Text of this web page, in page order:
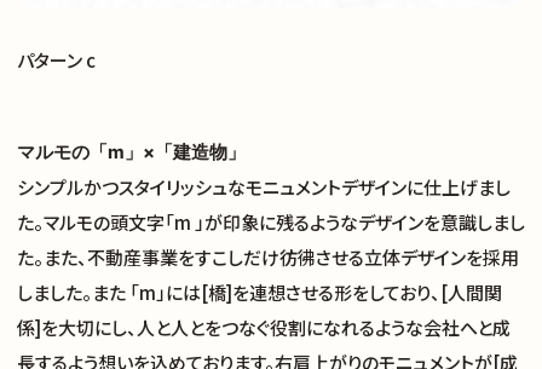
サイトトップ
支援実績
パターン c
マルモの「m」×「建造物」
シンプルかつスタイリッシュなモニュメントデザインに仕上げまし
た。マルモの頭文字「m 」が印象に残るようなデザインを意識しまし
た。また、不動産事業をすこしだけ彷彿させる立体デザインを採用
しました。また 「m」には[橋]を連想させる形をしており、[人間関
係]を大切にし、人と人とをつなぐ役割になれるような会社へと成
長するよう想いを込めております。右肩上がりのモニュメントが[成